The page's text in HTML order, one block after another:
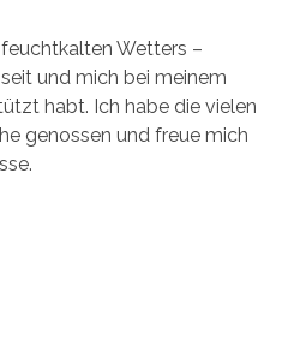
Wetters –
und mich bei meinem
habt. Ich habe die vielen
genossen und freue mich